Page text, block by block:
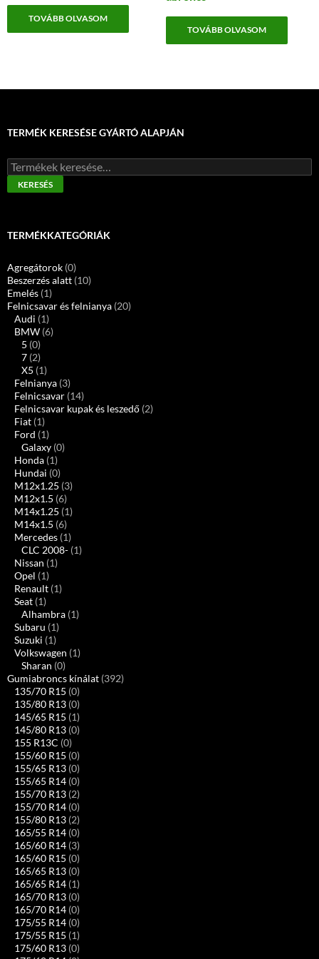
TOVÁBB OLVASOM
TOVÁBB OLVASOM
TERMÉK KERESÉSE GYÁRTÓ ALAPJÁN
Keresés
a
következőre:
KERESÉS
TERMÉKKATEGÓRIÁK
Agregátorok (0)
Beszerzés alatt (10)
Emelés (1)
Felnicsavar és felnianya (20)
Audi (1)
BMW (6)
5 (0)
7 (2)
X5 (1)
Felnianya (3)
Felnicsavar (14)
Felnicsavar kupak és leszedő (2)
Fiat (1)
Ford (1)
Galaxy (0)
Honda (1)
Hundai (0)
M12x1.25 (3)
M12x1.5 (6)
M14x1.25 (1)
M14x1.5 (6)
Mercedes (1)
CLC 2008- (1)
Nissan (1)
Opel (1)
Renault (1)
Seat (1)
Alhambra (1)
Subaru (1)
Suzuki (1)
Volkswagen (1)
Sharan (0)
Gumiabroncs kínálat (392)
135/70 R15 (0)
135/80 R13 (0)
145/65 R15 (1)
145/80 R13 (0)
155 R13C (0)
155/60 R15 (0)
155/65 R13 (0)
155/65 R14 (0)
155/70 R13 (2)
155/70 R14 (0)
155/80 R13 (2)
165/55 R14 (0)
165/60 R14 (3)
165/60 R15 (0)
165/65 R13 (0)
165/65 R14 (1)
165/70 R13 (0)
165/70 R14 (0)
175/55 R14 (0)
175/55 R15 (1)
175/60 R13 (0)